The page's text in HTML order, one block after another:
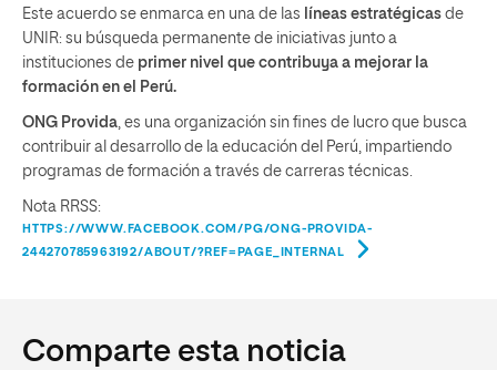
Este acuerdo se enmarca en una de las líneas estratégicas de
UNIR: su búsqueda permanente de iniciativas junto a
instituciones de primer nivel que contribuya a mejorar la
formación en el Perú.
ONG Provida, es una organización sin fines de lucro que busca
contribuir al desarrollo de la educación del Perú, impartiendo
programas de formación a través de carreras técnicas.
Nota RRSS:
HTTPS://WWW.FACEBOOK.COM/PG/ONG-PROVIDA-
244270785963192/ABOUT/?REF=PAGE_INTERNAL
Comparte esta noticia